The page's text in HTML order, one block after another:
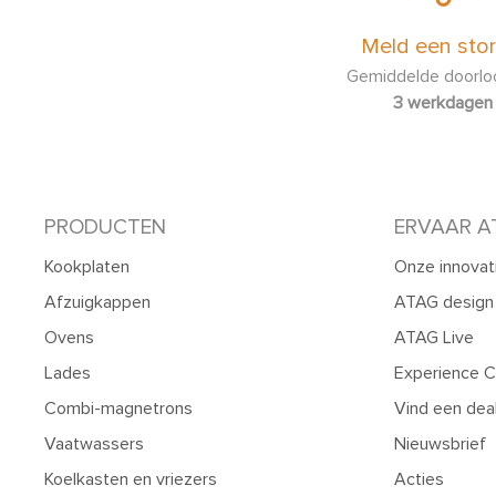
Meld een
Gemiddelde
3 werkdagen
PRODUCTEN
Kookplaten
Afzuigkappen
Ovens
Lades
Combi-magnetrons
Vaatwassers
Koelkasten en vriezers
ERVAAR
Onze
ATAG design
ATAG Live
Experience
Vind een
Nieuwsbrief
Acties